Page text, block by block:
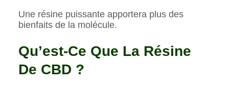
Une résine puissante apportera plus des
bienfaits de la molécule.
Qu’est-Ce Que La Résine
De CBD ?